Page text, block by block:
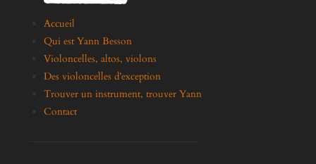
Accueil
Qui est Yann Besson
Violoncelles, altos, violons
Des violoncelles d’exception
Trouver un instrument, trouver Yann
Contact